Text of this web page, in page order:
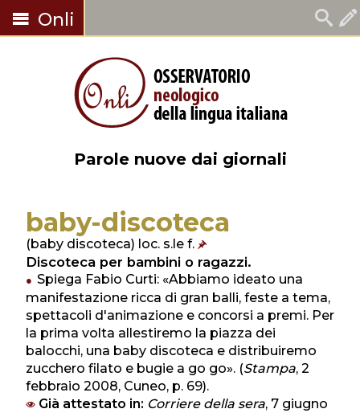
Onli
Parole nuove dai giornali
baby-discoteca
(baby discoteca) loc. s.le f.
Discoteca per bambini o ragazzi.
Spiega Fabio Curti: «Abbiamo ideato una
manifestazione ricca di gran balli, feste a tema,
spettacoli d'animazione e concorsi a premi. Per
la prima volta allestiremo la piazza dei
balocchi, una baby discoteca e distribuiremo
zucchero filato e bugie a go go». (Stampa, 2
febbraio 2008, Cuneo, p. 69).
Già attestato in: Corriere della sera, 7 giugno